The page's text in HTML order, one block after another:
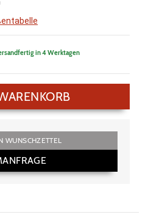
in 4 Werktagen
WUNSCHZETTEL